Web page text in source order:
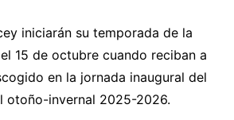
iniciarán su temporada de la
15 de octubre cuando reciban a
en la jornada inaugural del
otoño-invernal 2025-2026.